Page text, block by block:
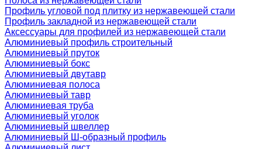
Профиль угловой под плитку из нержавеющей стали
Профиль закладной из нержавеющей стали
Аксессуары для профилей из нержавеющей стали
Алюминиевый профиль строительный
Алюминиевый пруток
Алюминиевый бокс
Алюминиевый двутавр
Алюминиевая полоса
Алюминиевый тавр
Алюминиевая труба
Алюминиевый уголок
Алюминиевый швеллер
Алюминиевый Ш-образный профиль